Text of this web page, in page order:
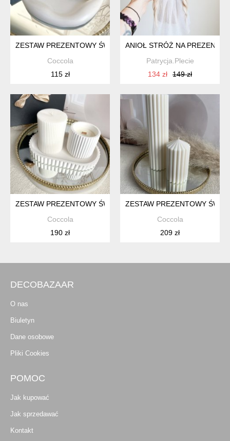
ZESTAW PREZENTOWY ŚWIECE EKOLOGICZNE SOJOWE
Coccola
115 zł
ANIOŁ STRÓŻ NA PREZENT -
Patrycja.Plecie
134 zł
149 zł
ZESTAW PREZENTOWY ŚWIECE EKOLOGICZNE SOJOWE
Coccola
190 zł
ZESTAW PREZENTOWY
Coccola
209 zł
DECOBAZAAR
O nas
Biuletyn
Dane osobowe
Pliki Cookies
POMOC
Jak kupować
Jak sprzedawać
Kontakt